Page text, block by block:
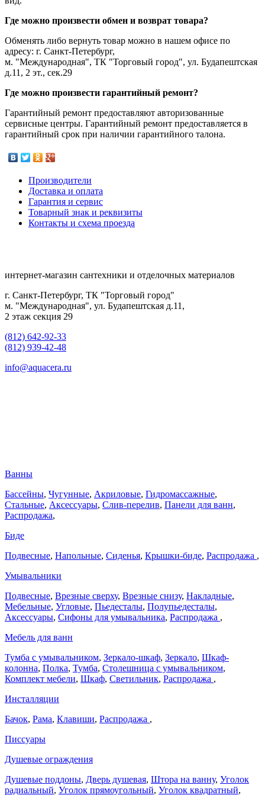
Где можно произвести обмен и возврат товара?
Обменять либо вернуть товар можно в нашем офисе по
адресу: г. Санкт-Петербург,
м. "Международная", ТК "Торговый город", ул. Будапештская
д.11, 2 эт., сек.29
Где можно произвести гарантийный ремонт?
Гарантийный ремонт предоставляют авторизованные
сервисные центры. Гарантийный ремонт предоставляется в
гарантийный срок при наличии гарантийного талона.
Производители
Доставка и оплата
Гарантия и сервис
Товарный знак и реквизиты
Контакты и схема проезда
интернет-магазин сантехники и отделочных материалов
г. Санкт-Петербург, ТК "Торговый город"
м. "Международная", ул. Будапештская д.11,
2 этаж секция 29
(812) 642-92-33
(812) 939-42-48
info@aquacera.ru
Ванны
Бассейны, Чугунные, Акриловые, Гидромассажные,
Стальные, Аксессуары, Слив-перелив, Панели для ванн,
Распродажа,
Биде
Подвесные, Напольные, Сиденья, Крышки-биде, Распродажа ,
Умывальники
Подвесные, Врезные сверху, Врезные снизу, Накладные,
Мебельные, Угловые, Пьедесталы, Полупьедесталы,
Аксессуары, Сифоны для умывальника, Распродажа ,
Мебель для ванн
Тумба с умывальником, Зеркало-шкаф, Зеркало, Шкаф-
колонна, Полка, Тумба, Столешница с умывальником,
Комплект мебели, Шкаф, Светильник, Распродажа ,
Инсталляции
Бачок, Рама, Клавиши, Распродажа ,
Писсуары
Душевые ограждения
Душевые поддоны, Дверь душевая, Штора на ванну, Уголок
радиальный, Уголок прямоугольный, Уголок квадратный,